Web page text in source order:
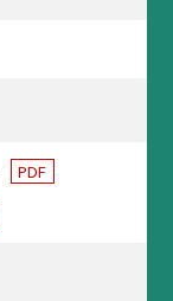
PDF